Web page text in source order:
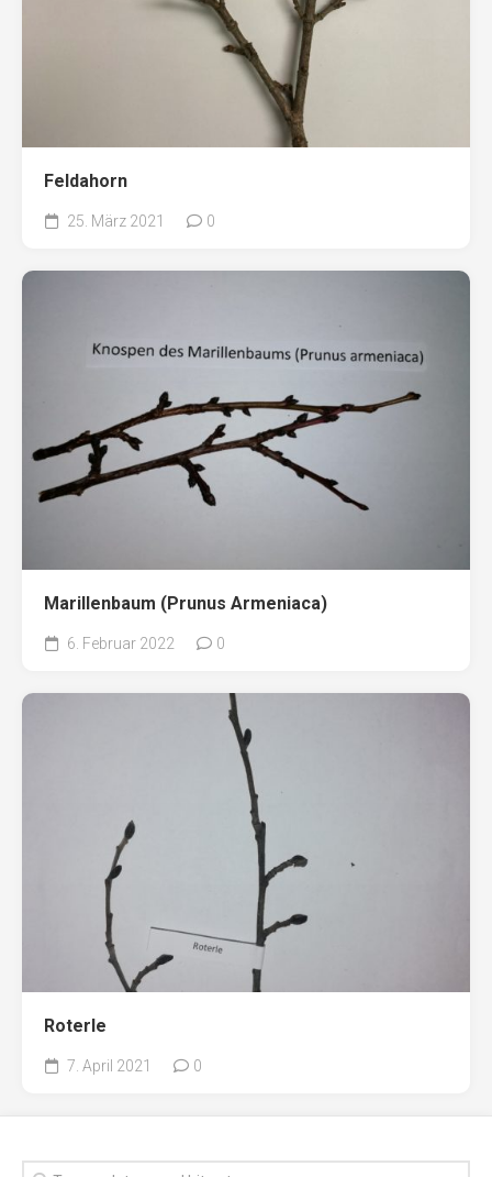
Feldahorn
25. März 2021 0
Marillenbaum (Prunus Armeniaca)
6. Februar 2022 0
Roterle
7. April 2021 0